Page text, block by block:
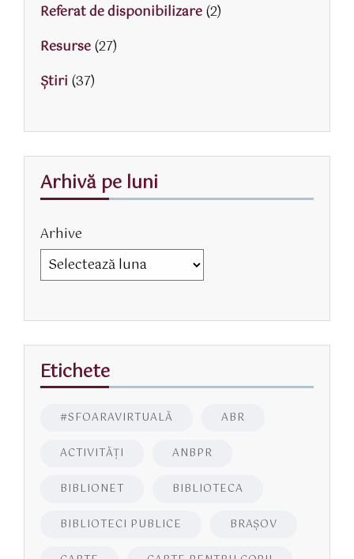
Referat de disponibilizare(2)
Resurse(27)
Știri (37)
Arhivă pe luni
Arhive
Etichete
#SFOARAVIRTUALĂ ABR
ACTIVITĂŢI ANBPR
BIBLIONET BIBLIOTECA
BIBLIOTECI PUBLICE BRAŞOV